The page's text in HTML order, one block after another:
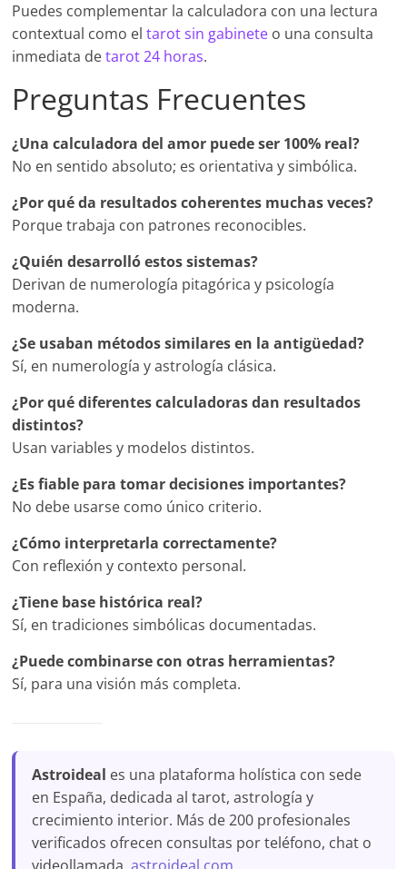
Puedes complementar la calculadora con una lectura
contextual como eltarot sin gabinete o una consulta
inmediata detarot 24 horas.
Preguntas Frecuentes
¿Una calculadora del amor puede ser 100% real?
No en sentido absoluto; es orientativa y simbólica.
¿Por qué da resultados coherentes muchas veces?
Porque trabaja con patrones reconocibles.
¿Quién desarrolló estos sistemas?
Derivan de numerología pitagórica y psicología
moderna.
¿Se usaban métodos similares en la antigüedad?
Sí, en numerología y astrología clásica.
¿Por qué diferentes calculadoras dan resultados
distintos?
Usan variables y modelos distintos.
¿Es fiable para tomar decisiones importantes?
No debe usarse como único criterio.
¿Cómo interpretarla correctamente?
Con reflexión y contexto personal.
¿Tiene base histórica real?
Sí, en tradiciones simbólicas documentadas.
¿Puede combinarse con otras herramientas?
Sí, para una visión más completa.
Astroideal es una plataforma holística con sede
en España, dedicada al tarot, astrología y
crecimiento interior. Más de 200 profesionales
verificados ofrecen consultas por teléfono, chat o